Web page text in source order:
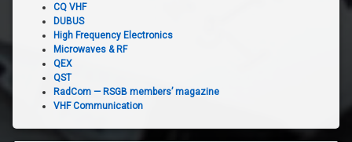
CQ VHF
DUBUS
High Frequency Electronics
Microwaves & RF
QEX
QST
RadCom — RSGB members’ magazine
VHF Communication